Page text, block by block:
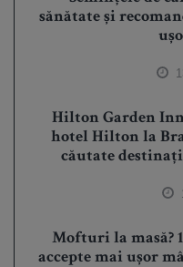
sănătate și
Hilton Garden
hotel Hilton la
căutate
Mofturi la masă?
accepte mai ușor